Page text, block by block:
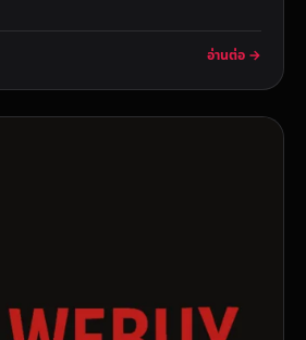
อ่านต่อ →